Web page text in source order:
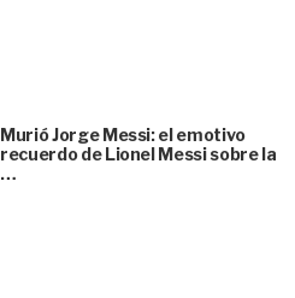
Murió Jorge Messi: el emotivo
recuerdo de Lionel Messi sobre la
…